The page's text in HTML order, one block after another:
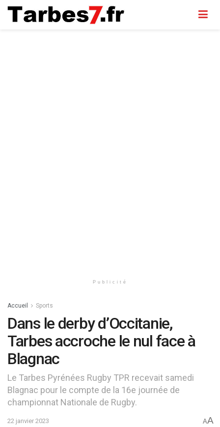
Publicité
Accueil Sports
Dans le derby d’Occitanie,
Tarbes accroche le nul face à
Blagnac
Le Tarbes Pyrénées Rugby TPR recevait samedi
Blagnac pour le compte de la 16e journée de
championnat Nationale de Rugby.
22 janvier 2023 AA